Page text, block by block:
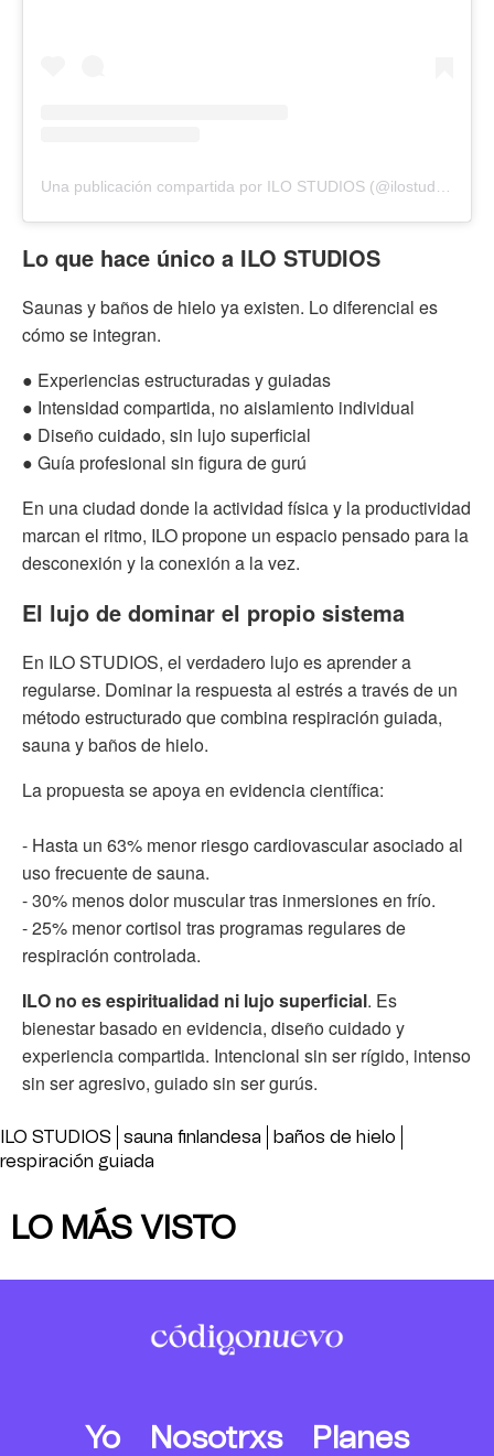
Lo que hace único a ILO STUDIOS
Saunas y baños de hielo ya existen. Lo diferencial es
cómo se integran.
● Experiencias estructuradas y guiadas
● Intensidad compartida, no aislamiento individual
● Diseño cuidado, sin lujo superficial
● Guía profesional sin figura de gurú
En una ciudad donde la actividad física y la productividad
marcan el ritmo, ILO propone un espacio pensado para la
desconexión y la conexión a la vez.
El lujo de dominar el propio sistema
En ILO STUDIOS, el verdadero lujo es aprender a
regularse. Dominar la respuesta al estrés a través de un
método estructurado que combina respiración guiada,
sauna y baños de hielo.
La propuesta se apoya en evidencia científica:
- Hasta un 63% menor riesgo cardiovascular asociado al
uso frecuente de sauna.
- 30% menos dolor muscular tras inmersiones en frío.
- 25% menor cortisol tras programas regulares de
respiración controlada.
ILO no es espiritualidad ni lujo superficial. Es
bienestar basado en evidencia, diseño cuidado y
experiencia compartida. Intencional sin ser rígido, intenso
sin ser agresivo, guiado sin ser gurús.
ILO STUDIOS sauna finlandesa
baños de hielo
respiración guiada
LO MÁS VISTO
Yo Nosotrxs
Planes